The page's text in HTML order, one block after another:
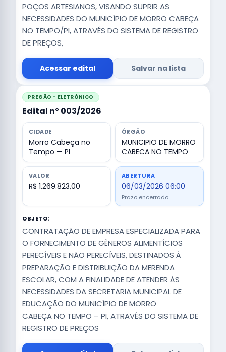
POÇOS ARTESIANOS, VISANDO SUPRIR AS
NECESSIDADES DO MUNICÍPIO DE MORRO CABEÇA
NO TEMPO/PI, ATRAVÉS DO SISTEMA DE REGISTRO
DE PREÇOS,
Acessar edital Salvar na lista
PREGÃO - ELETRÔNICO
Edital nº 003/2026
CIDADE
Morro Cabeça no
Tempo — PI
ÓRGÃO
MUNICIPIO DE MORRO
CABECA NO TEMPO
VALOR
R$ 1.269.823,00
ABERTURA
06/03/2026 06:00
Prazo encerrado
OBJETO:
CONTRATAÇÃO DE EMPRESA ESPECIALIZADA PARA
O FORNECIMENTO DE GÊNEROS ALIMENTÍCIOS
PERECÍVEIS E NÃO PERECÍVEIS, DESTINADOS À
PREPARAÇÃO E DISTRIBUIÇÃO DA MERENDA
ESCOLAR, COM A FINALIDADE DE ATENDER ÀS
NECESSIDADES DA SECRETARIA MUNICIPAL DE
EDUCAÇÃO DO MUNICÍPIO DE MORRO
CABEÇA NO TEMPO – PI, ATRAVÉS DO SISTEMA DE
REGISTRO DE PREÇOS